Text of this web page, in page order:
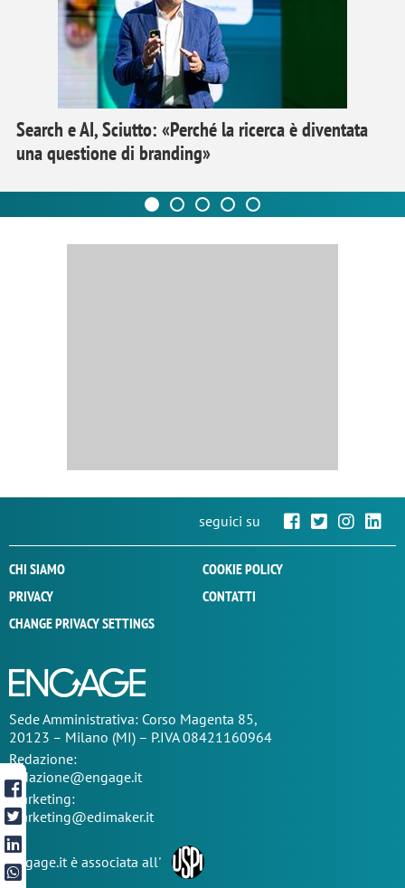
Search e AI, Sciutto: «Perché la ricerca è diventata
una questione di branding»
seguici su
CHI SIAMO
COOKIE POLICY
PRIVACY
CONTATTI
CHANGE PRIVACY SETTINGS
SedeAmministrativa: Corso Magenta 85,
20123 – Milano (MI) – P.IVA 08421160964
Redazione:
redazione@engage.it
Marketing:
marketing@edimaker.it
Engage.it è associata all'